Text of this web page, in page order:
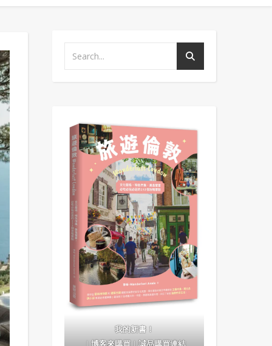
我的新書！
｜博客來購買｜誠品購買連結